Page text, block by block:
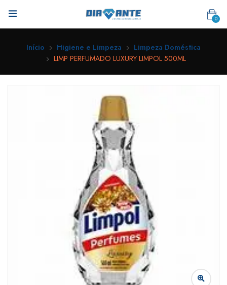
0
Início Higiene e Limpeza
Limpeza Doméstica
LIMP PERFUMADO LUXURY LIMPOL 500ML